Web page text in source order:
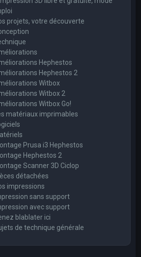
projets, votre découverte
Hephestos
Hephestos 2
Witbox
Witbox 2
Witbox Go!
matériaux imprimables
Prusa i3 Hephestos
Hephestos 2
Scanner 3D Ciclop
détachées
impressions
sans support
avec support
blablater ici
de technique générale